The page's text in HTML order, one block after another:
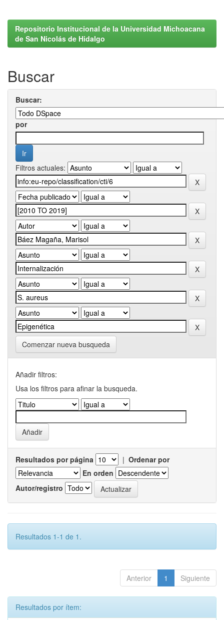
Repositorio Institucional de la Universidad Michoacana
de San Nicolás de Hidalgo
Buscar
Buscar:
por
Filtros actuales:
Comenzar nueva busqueda
Añadir filtros:
Usa los filtros para afinar la busqueda.
Resultados por página | Ordenar por
En orden
Autor/registro
Resultados 1-1 de 1.
Anterior 1 Siguiente
Resultados por ítem: